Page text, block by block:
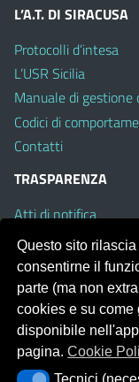
L’A.T. DI SIRACUSA
Protocolli d’intesa
L’USR Sicilia
Manuale di
Codici di
Contatti
TRASPARENZA
Atti di notifica
Albo on line
Amministrazione
Obiettivi di
Portale realizzato con
Template Italia
Questo sito
consentirne il
parte (ma non
cookies e su
disponibile
pagina.Cookie
Tecnici